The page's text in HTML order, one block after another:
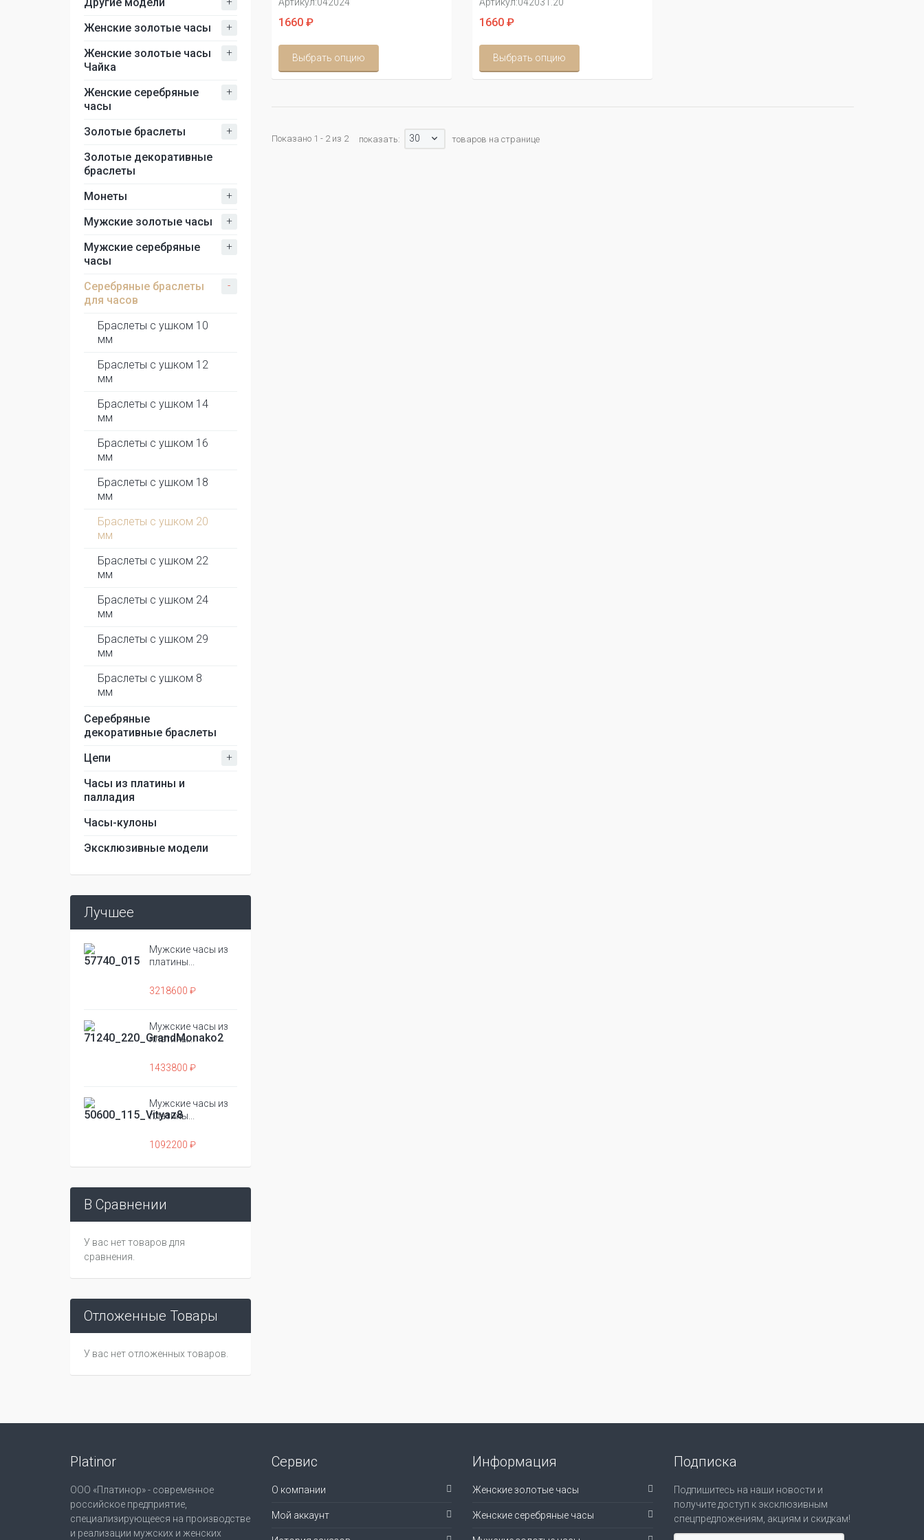
Женские золотые часы +
Женские золотые часы
Чайка
+
Женские серебряные
часы
+
Золотые браслеты +
Золотые декоративные
браслеты
Монеты
+
Мужские золотые часы +
Мужские серебряные
часы
+
Серебряные браслеты
для часов
-
Браслеты с ушком 10
мм
Браслеты с ушком 12
мм
Браслеты с ушком 14
мм
Браслеты с ушком 16
мм
Браслеты с ушком 18
мм
Браслеты с ушком 20
мм
Браслеты с ушком 22
мм
Браслеты с ушком 24
мм
Браслеты с ушком 29
мм
Браслеты с ушком 8
мм
Серебряные
декоративные браслеты
Цепи
+
Часы из платины и
палладия
Часы-кулоны
Эксклюзивные модели
Лучшее
Мужские часы из
платины...
3218600 ₽
Мужские часы из
платины...
1433800 ₽
Мужские часы из
платины...
1092200 ₽
В Сравнении
У вас нет товаров для
сравнения.
Отложенные Товары
У вас нет отложенных товаров.
Артикул:042024
1660 ₽
Выбрать опцию
Артикул:042031.20
1660 ₽
Выбрать опцию
Показано 1 - 2 из 2 показать: 30 товаров на странице
Platinor
ООО «Платинор» - современное
российское предприятие,
специализирующееся на производстве
и реализации мужских и женских
Сервис
О компании
Мой аккаунт
Информация
Женские золотые часы
Женские серебряные часы
Подписка
Подпишитесь на наши новости и
получите доступ к эксклюзивным
спецпредложениям, акциям и скидкам!